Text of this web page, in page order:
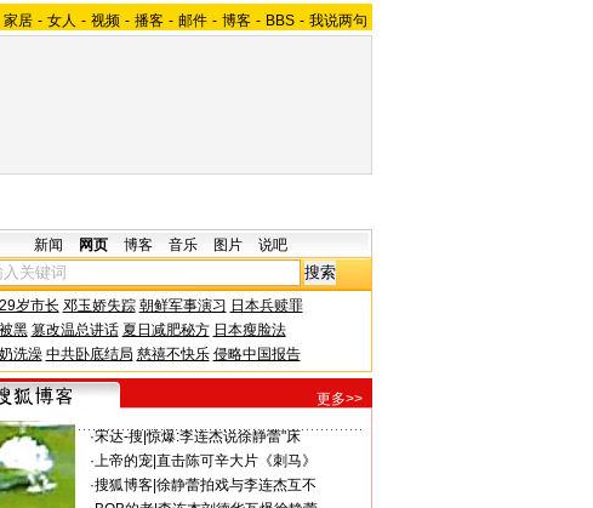
家居 - 女人 - 视频 - 播客 - 邮件 - 博客 - BBS - 我说两句
新闻 网页 博客 音乐 图片 说吧
岁市长 邓玉娇失踪 朝鲜军事演习 日本兵赎罪
黑 篡改温总讲话 夏日减肥秘方 日本瘦脸法
洗澡 中共卧底结局 慈禧不快乐 侵略中国报告
更多>>
·宋达-搜 |惊爆:李连杰说徐静蕾"床
·上帝的宠| 直击陈可辛大片《刺马》
·搜狐博客| 徐静蕾拍戏与李连杰互不